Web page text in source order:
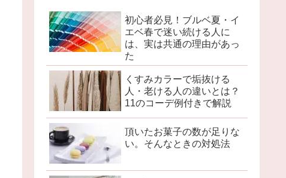
初心者必見！ブルベ夏・イ
エベ春で迷い続ける人に
は、実は共通の理由があっ
た
くすみカラーで垢抜ける
人・老ける人の違いとは？
11のコーデ例付きで解説
頂いたお菓子の数が足りな
い。そんなときの対処法